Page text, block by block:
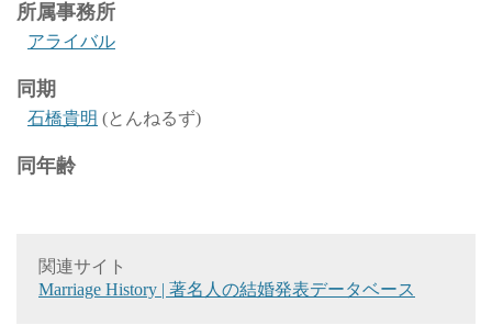
所属事務所
アライバル
同期
石橋貴明 (とんねるず)
同年齢
関連サイト
Marriage History | 著名人の結婚発表データベース